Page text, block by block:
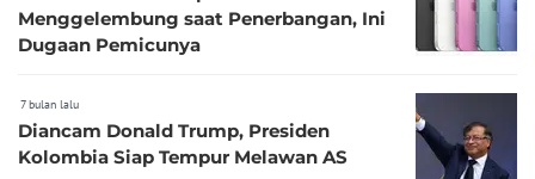
Menggelembung saat Penerbangan, Ini
Dugaan Pemicunya
7 bulan lalu
Diancam Donald Trump, Presiden
Kolombia Siap Tempur Melawan AS